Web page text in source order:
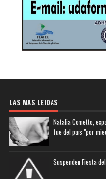
LAS MAS LEIDAS
Natalia Cometto,
fue del país "por
Suspenden Fiesta